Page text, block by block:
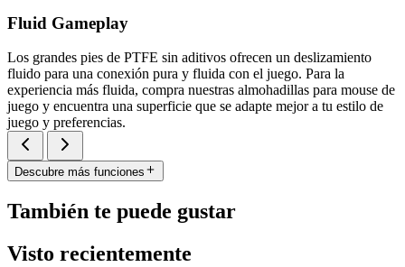
Fluid Gameplay
Los grandes pies de PTFE sin aditivos ofrecen un deslizamiento
fluido para una conexión pura y fluida con el juego. Para la
experiencia más fluida, compra nuestras almohadillas para mouse de
juego y encuentra una superficie que se adapte mejor a tu estilo de
juego y preferencias.
Descubre más funciones
También te puede gustar
Visto recientemente